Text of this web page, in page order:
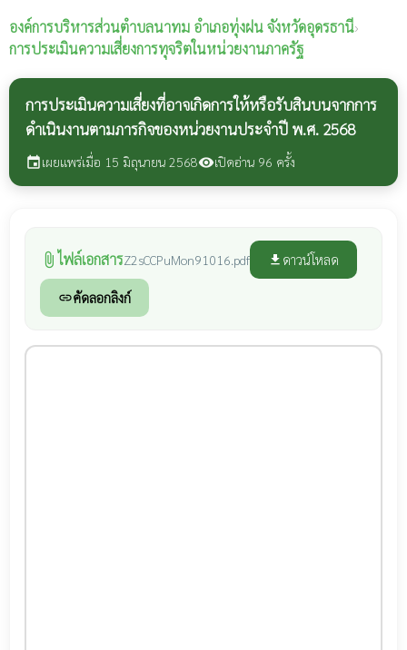
องค์การบริหารส่วนตำบลนาทม อำเภอทุ่งฝน จังหวัดอุดรธานี›
การประเมินความเสี่ยงการทุจริตในหน่วยงานภาครัฐ
การประเมินความเสี่ยงที่อาจเกิดการให้หรือรับสินบนจากการ
ดำเนินงานตามภารกิจของหน่วยงานประจำปี พ.ศ. 2568
eventเผยแพร่เมื่อ 15 มิถุนายน 2568visibilityเปิดอ่าน 96 ครั้ง
attach_file ไฟล์เอกสารZ2sCCPuMon91016.pdf file_download ดาวน์โหลด
linkคัดลอกลิงก์